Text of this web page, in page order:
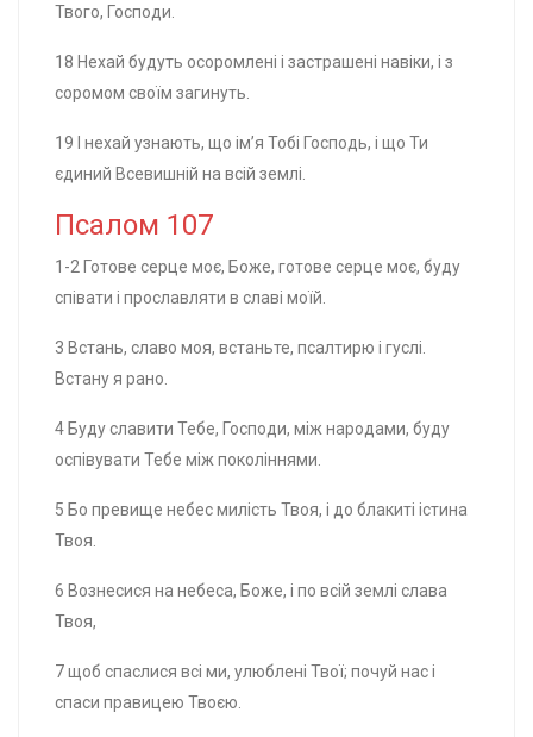
Твого, Господи.
18 Нехай будуть осоромлені і застрашені навіки, і з
соромом своїм загинуть.
19 І нехай узнають, що ім’я Тобі Господь, і що Ти
єдиний Всевишній на всій землі.
Псалом 107
1-2 Готове серце моє, Боже, готове серце моє, буду
співати і прославляти в славі моїй.
3 Встань, славо моя, встаньте, псалтирю і гуслі.
Встану я рано.
4 Буду славити Тебе, Господи, між народами, буду
оспівувати Тебе між поколіннями.
5 Бо превище небес милість Твоя, і до блакиті істина
Твоя.
6 Вознесися на небеса, Боже, і по всій землі слава
Твоя,
7 щоб спаслися всі ми, улюблені Твої; почуй нас і
спаси правицею Твоєю.